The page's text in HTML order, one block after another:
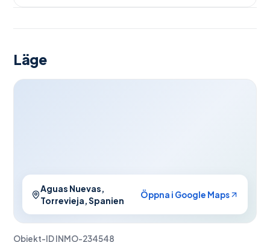
Läge
Aguas Nuevas,
Torrevieja, Spanien
Öppna i Google Maps
Objekt-IDINMO-234548